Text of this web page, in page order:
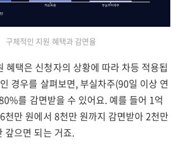
구체적인 지원 혜택과 감면율
혜택은 신청자의 상황에 따라 차등 적용됩
경우를 살펴보면, 부실차주(90일 이상 연
를 감면받을 수 있어요. 예를 들어 1억
천만 원에서 8천만 원까지 감면받아 2천만
갚으면 되는 거죠.